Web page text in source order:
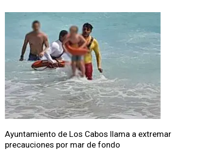
Ayuntamiento de Los Cabos llama a extremar
precauciones por mar de fondo